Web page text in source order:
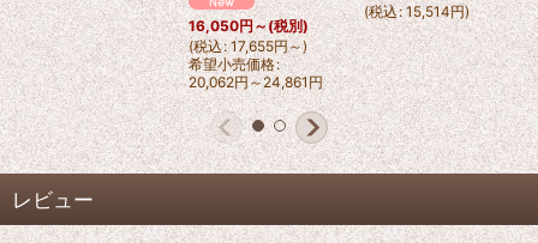
16,050円～(税別)
(税込: 17,655円～)
希望小売価格:
20,062円～24,861 円
(税込: 15,514円)
レビュー